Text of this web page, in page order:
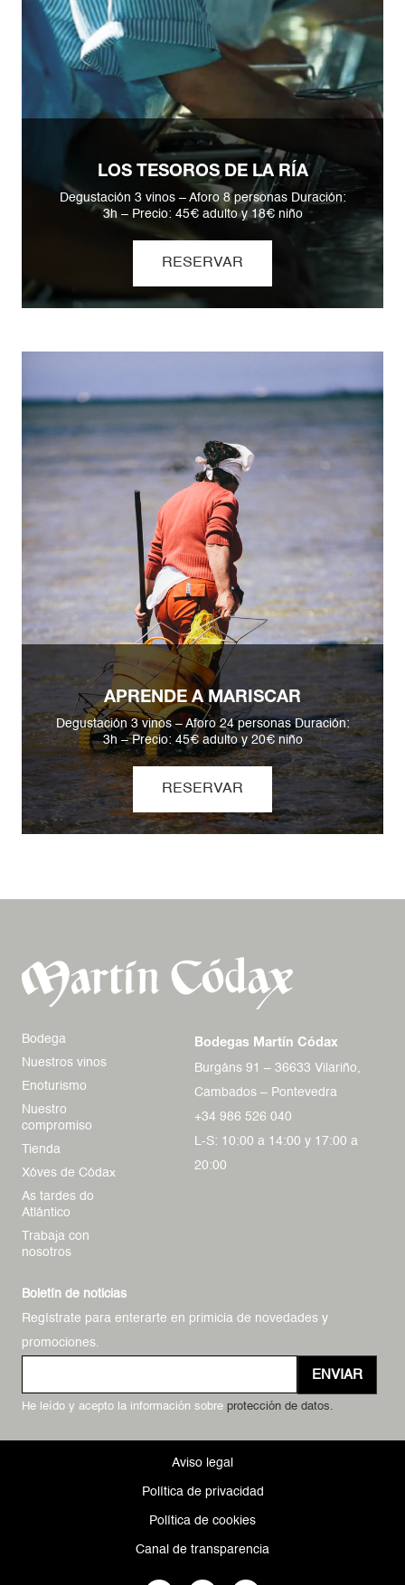
LOS TESOROS DE LA RÍA
Degustación 3 vinos – Aforo 8 personas Duración:
3h – Precio: 45€ adulto y 18€ niño
RESERVAR
APRENDE A MARISCAR
Degustación 3 vinos – Aforo 24 personas Duración:
3h – Precio: 45€ adulto y 20€ niño
RESERVAR
Bodega
Nuestros vinos
Enoturismo
Nuestro
compromiso
Tienda
Xóves de Códax
As tardes do
Atlántico
Trabaja con
nosotros
Bodegas Martín Códax
Burgáns 91 – 36633 Vilariño,
Cambados – Pontevedra
+34 986 526 040
L-S: 10:00 a 14:00 y 17:00 a
20:00
Boletín de noticias
Regístrate para enterarte en primicia de novedades y
promociones.
ENVIAR
He leído y acepto la información sobre protección de datos.
Aviso legal
Política de privacidad
Política de cookies
Canal de transparencia